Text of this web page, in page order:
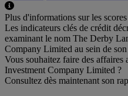
Plus d'informations sur les scores
Les indicateurs clés de crédit
examinant le nom The Derby
Company Limited au sein de
Vous souhaitez faire des
Investment Company Limited ?
Consultez dès maintenant son